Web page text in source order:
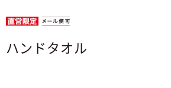
ハンドタオル